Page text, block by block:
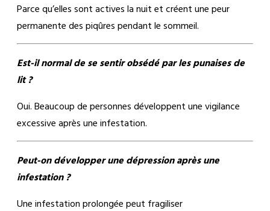
Parce qu’elles sont actives la nuit et créent une peur
permanente des piqûres pendant le sommeil.
Est-il normal de se sentir obsédé par les punaises de
lit ?
Oui. Beaucoup de personnes développent une vigilance
excessive après une infestation.
Peut-on développer une dépression après une
infestation ?
Une infestation prolongée peut fragiliser